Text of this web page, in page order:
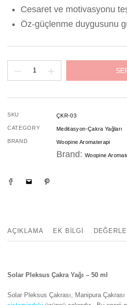
Cesaret ve motivasyonu
Öz-güçlenme duygusunu
Pleksus
Çakra
Yağı
adet
SKU ÇKR-03
CATEGORY Meditasyon-Çakra Yağları
BRAND Woopine Aromaterapi
Brand: Woopine
AÇIKLAMA EK BILGI
Solar Pleksus Çakra Yağı – 50 ml
Solar Pleksus Çakrası, Manipura Çakrası